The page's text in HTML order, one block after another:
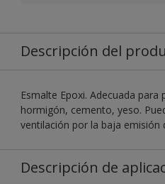
Descripción del
Esmalte Epoxi. Adecuada
hormigón, cemento, yeso.
ventilación por la baja emisión
Descripción de